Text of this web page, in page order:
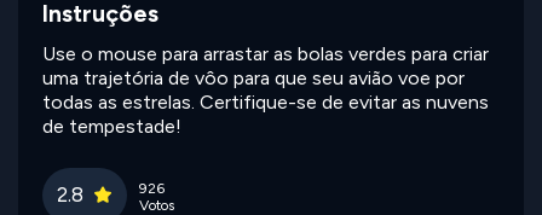
Instruções
Use o mouse para arrastar as bolas verdes para criar
uma trajetória de vôo para que seu avião voe por
todas as estrelas. Certifique-se de evitar as nuvens
de tempestade!
2.8
926
Votos